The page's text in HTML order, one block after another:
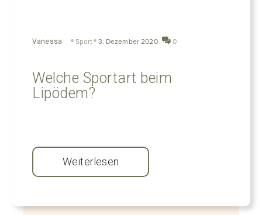
Vanessa Sport 3. Dezember 2020 0
Welche Sportart beim
Lipödem?
Weiterlesen